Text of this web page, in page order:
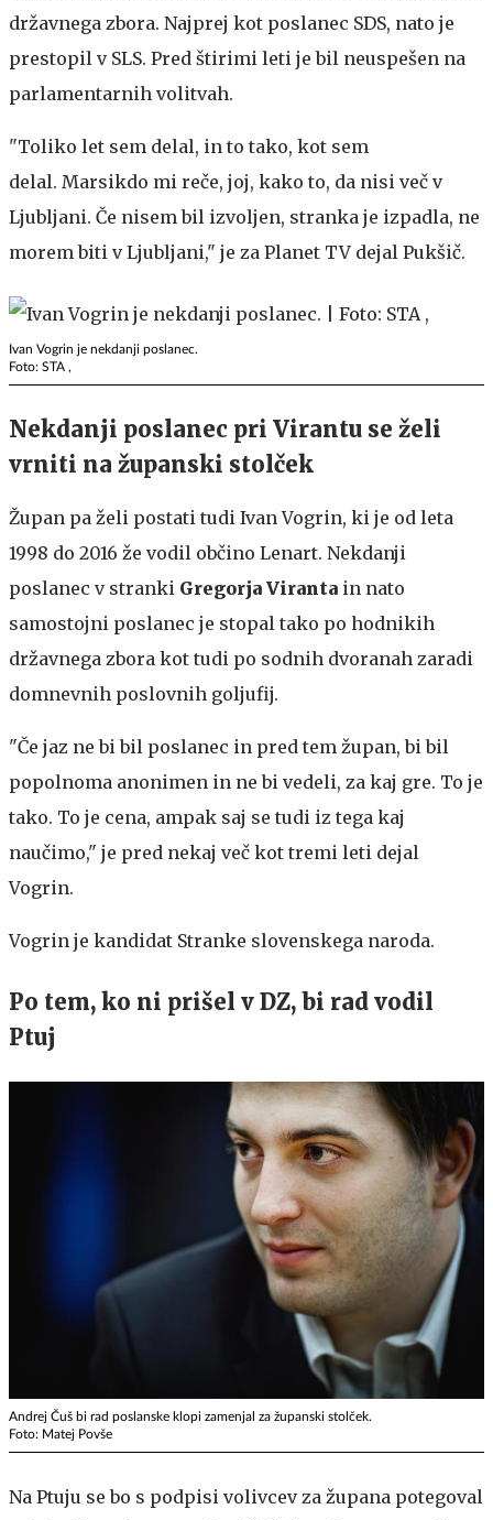
državnega zbora. Najprej kot poslanec SDS, nato je
prestopil v SLS. Pred štirimi leti je bil neuspešen na
parlamentarnih volitvah.
"Toliko let sem delal, in to tako, kot sem
delal. Marsikdo mi reče, joj, kako to, da nisi več v
Ljubljani. Če nisem bil izvoljen, stranka je izpadla, ne
morem biti v Ljubljani," je za Planet TV dejal Pukšič.
Ivan Vogrin je nekdanji poslanec.
Foto: STA ,
Nekdanji poslanec pri Virantu se želi
vrniti na županski stolček
Župan pa želi postati tudi Ivan Vogrin, ki je od leta
1998 do 2016 že vodil občino Lenart. Nekdanji
poslanec v stranki Gregorja Viranta in nato
samostojni poslanec je stopal tako po hodnikih
državnega zbora kot tudi po sodnih dvoranah zaradi
domnevnih poslovnih goljufij.
"Če jaz ne bi bil poslanec in pred tem župan, bi bil
popolnoma anonimen in ne bi vedeli, za kaj gre. To je
tako. To je cena, ampak saj se tudi iz tega kaj
naučimo," je pred nekaj več kot tremi leti dejal
Vogrin.
Vogrin je kandidat Stranke slovenskega naroda.
Po tem, ko ni prišel v DZ, bi rad vodil
Ptuj
Andrej Čuš bi rad poslanske klopi zamenjal za županski stolček.
Foto: Matej Povše
Na Ptuju se bo s podpisi volivcev za župana potegoval